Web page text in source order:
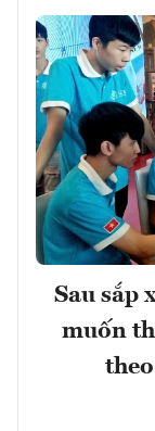
Sau sắp
muốn